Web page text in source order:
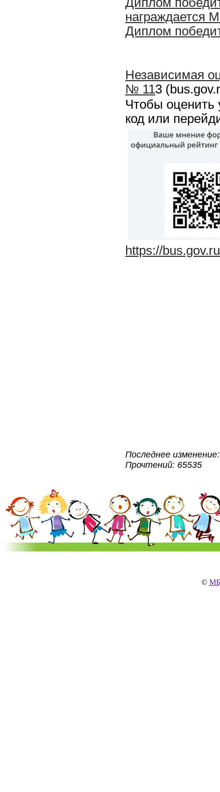
награждается
Диплом
Независимая
№ 113
Чтобы оценить
код или
https://
Последнее
Прочтений: 65535
©